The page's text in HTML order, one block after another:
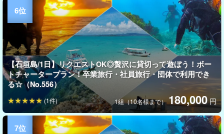
【石垣島/1日】リクエストOK◎贅沢に貸切って遊ぼう！ボー
トチャータープラン！卒業旅行・社員旅行・団体で利用でき
る☆（No.556）
1組（10名様まで）180,000 円
(1件)